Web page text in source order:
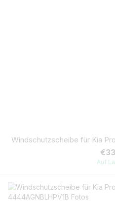
Windschutzscheibe für Kia
Auf